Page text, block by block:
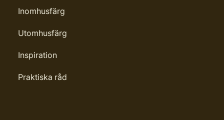
Inomhusfärg
Utomhusfärg
Inspiration
Praktiska råd